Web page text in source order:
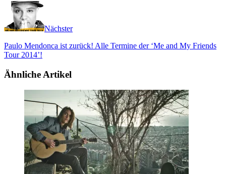
Nächster
Paulo Mendonca ist zurück! Alle Termine der ‘Me and My Friends
Tour 2014’!
Ähnliche Artikel